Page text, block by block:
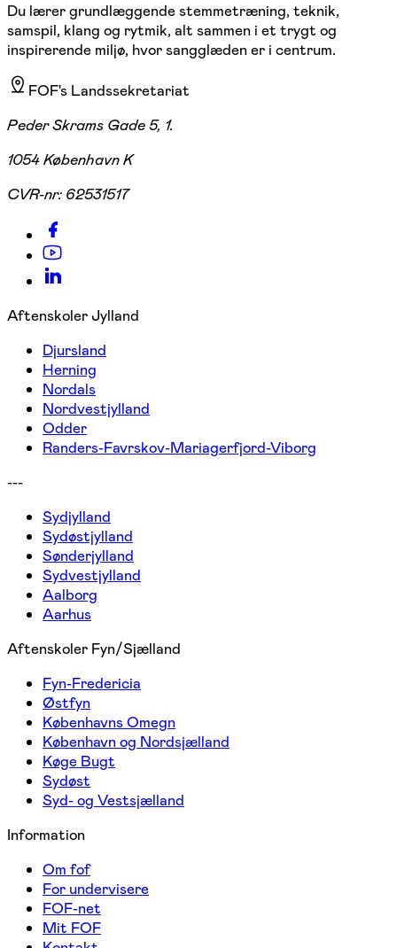
Du lærer grundlæggende stemmetræning, teknik,
samspil, klang og rytmik, alt sammen i et trygt og
inspirerende miljø, hvor sangglæden er i centrum.
FOF's Landssekretariat
Peder Skrams Gade 5, 1.
1054 København K
CVR-nr: 62531517
Aftenskoler Jylland
Djursland
Herning
Nordals
Nordvestjylland
Odder
Randers-Favrskov-Mariagerfjord-Viborg
---
Sydjylland
Sydøstjylland
Sønderjylland
Sydvestjylland
Aalborg
Aarhus
Aftenskoler Fyn/Sjælland
Fyn-Fredericia
Østfyn
Københavns Omegn
København og Nordsjælland
Køge Bugt
Sydøst
Syd- og Vestsjælland
Information
Om fof
For undervisere
FOF-net
Mit FOF